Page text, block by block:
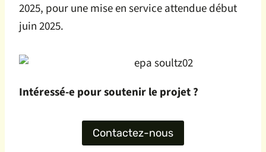
2025, pour une mise en service attendue début
juin 2025.
Intéressé-e pour soutenir le projet ?
Contactez-nous